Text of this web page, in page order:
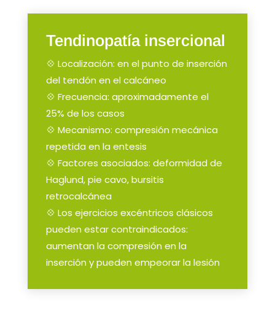
Tendinopatía insercional
💠 Localización: en el punto de inserción
del tendón en el calcáneo
💠 Frecuencia: aproximadamente el
25% de los casos
💠 Mecanismo: compresión mecánica
repetida en la entesis
💠 Factores asociados: deformidad de
Haglund, pie cavo, bursitis
retrocalcánea
💠 Los ejercicios excéntricos clásicos
pueden estar contraindicados:
aumentan la compresión en la
inserción y pueden empeorar la lesión